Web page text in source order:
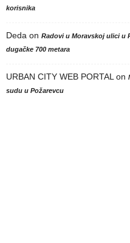
korisnika
Deda on Radovi u Moravskoj ulici u
dugačke 700 metara
URBAN CITY WEB PORTAL on
sudu u Požarevcu